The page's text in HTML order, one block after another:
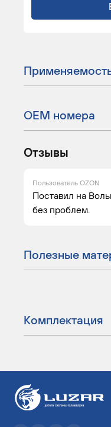
ОЕМ номера
Отзывы
Пользователь OZON
Поставил на
без проблем.
Полезные
Комплектация